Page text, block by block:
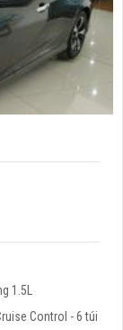
1.5L
Control - 6 túi